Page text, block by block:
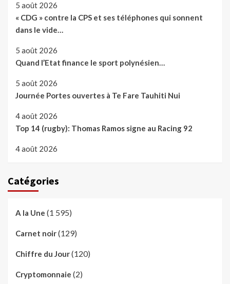
5 août 2026
« CDG » contre la CPS et ses téléphones qui sonnent
dans le vide…
5 août 2026
Quand l’Etat finance le sport polynésien…
5 août 2026
Journée Portes ouvertes à Te Fare Tauhiti Nui
4 août 2026
Top 14 (rugby): Thomas Ramos signe au Racing 92
4 août 2026
Catégories
A la Une (1 595)
Carnet noir(129)
Chiffre du Jour(120)
Cryptomonnaie (2)